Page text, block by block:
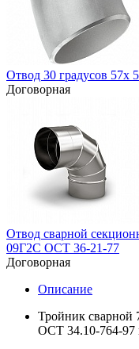
Отвод 30 градусов 57х
Договорная
Отвод сварной
09Г2С ОСТ 36-21-77
Договорная
Описание
Тройник сварной
ОСТ 34.10-764-97